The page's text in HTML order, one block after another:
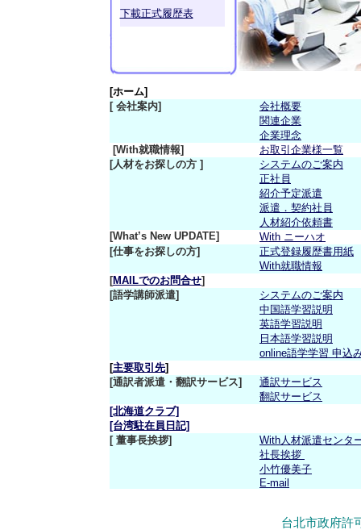
下載正式履歴表
[ホーム]
[ 会社案内]
会社概要
関連企業
企業理念
[With就職情報]
お取引企業様一覧
[人材をお探しの方 ]
システムのご案内
正社員
紹介予定派遣
派遣．契約社員
人材紹介依頼書
[What’s New UPDATE]
With ニーハオ
[仕事をお探しの方]
正式登録履歴書用紙
With就職情報
[MAILでのお問合せ]
[語学講師派遣]
システムのご案内
中国語学習説明
英語学習説明
日本語学習説明
online語学学習 申込
[主要取引先]
[通訳者派遣・翻訳サービス]
通訳サービス
翻訳サービス
[北海道クラブ]
[台湾駐在員日記]
[ 董事長挨拶]
With人材派遣センタ
社長挨拶
小竹優美子
E-mail
台北市政府許